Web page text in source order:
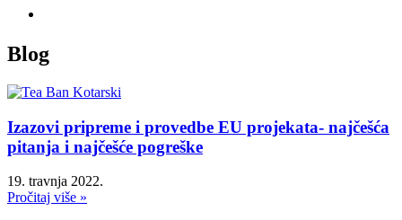
Blog
Izazovi pripreme i provedbe EU projekata- najčešća
pitanja i najčešće pogreške
19. travnja 2022.
Pročitaj više »